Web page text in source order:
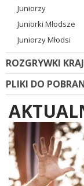
Juniorzy
Juniorki Młodsze
Juniorzy Młodsi
ROZGRYWKI
PLIKI DO